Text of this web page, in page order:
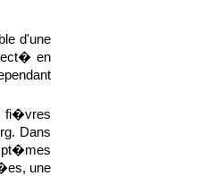
d'une
en
fi�vres
Dans
une